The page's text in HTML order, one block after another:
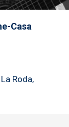
Casa
Roda,